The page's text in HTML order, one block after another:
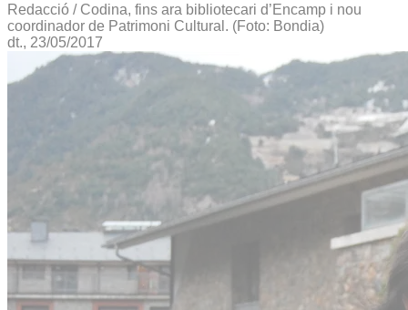
Redacció / Codina, fins ara bibliotecari d’Encamp i nou
coordinador de Patrimoni Cultural. (Foto: Bondia)
dt., 23/05/2017